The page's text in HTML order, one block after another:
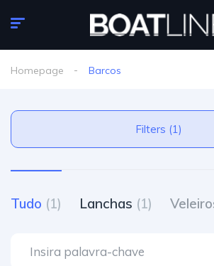
Homepage Barcos
Filters (1)
Tudo (1) Lanchas (1)